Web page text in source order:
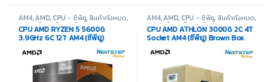
AM4,AMD, CPU - ซีพียู, สินค้าทั้งหมด,
อุปกรณ์คอมพิวเตอร์
CPU AMD RYZEN 5 5600G
3.9GHz 6C 12T AM4 (ซีพียู)
AM4,AMD, CPU - ซีพียู, สินค้าทั้งหมด,
อุปกรณ์คอมพิวเตอร์
CPU AMD ATHLON 3000G 2C 4T
Socket AM4 (ซีพียู) Brown Box